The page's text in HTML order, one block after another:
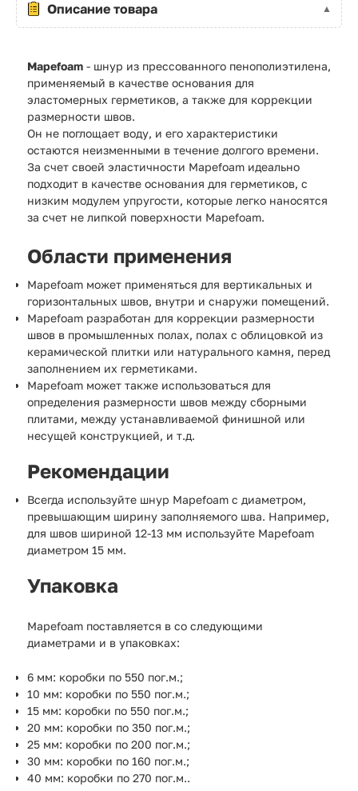
Описание товара
Mapefoam - шнур из прессованного пенополиэтилена,
применяемый в качестве основания для
эластомерных герметиков, а также для коррекции
размерности швов.
Он не поглощает воду, и его характеристики
остаются неизменными в течение долгого времени.
За счет своей эластичности Mapefoam идеально
подходит в качестве основания для герметиков, с
низким модулем упругости, которые легко наносятся
за счет не липкой поверхности Mapefoam.
Области применения
Mapefoam может применяться для вертикальных и
горизонтальных швов, внутри и снаружи помещений.
Mapefoam разработан для коррекции размерности
швов в промышленных полах, полах с облицовкой из
керамической плитки или натурального камня, перед
заполнением их герметиками.
Mapefoam может также использоваться для
определения размерности швов между сборными
плитами, между устанавливаемой финишной или
несущей конструкцией, и т.д.
Рекомендации
Всегда используйте шнур Mapefoam с диаметром,
превышающим ширину заполняемого шва. Например,
для швов шириной 12-13 мм используйте Mapefoam
диаметром 15 мм.
Упаковка
Mapefoam поставляется в со следующими
диаметрами и в упаковках:
6 мм: коробки по 550 пог.м.;
10 мм: коробки по 550 пог.м.;
15 мм: коробки по 550 пог.м.;
20 мм: коробки по 350 пог.м.;
25 мм: коробки по 200 пог.м.;
30 мм: коробки по 160 пог.м.;
40 мм: коробки по 270 пог.м..